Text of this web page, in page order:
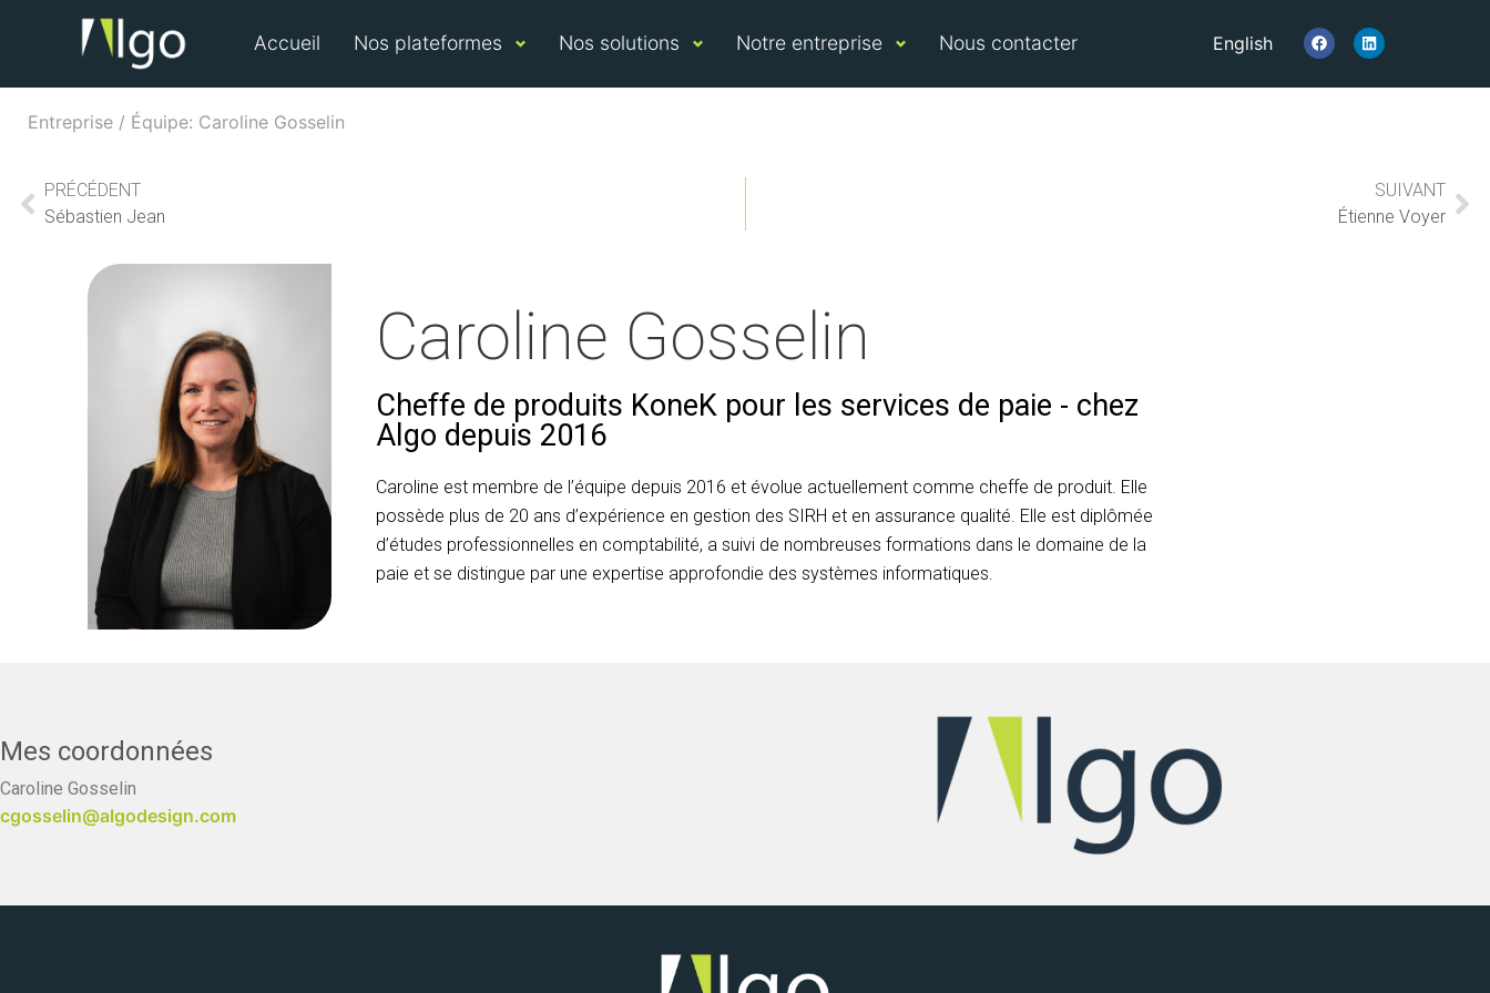
Accueil Nos plateformes Nos solutions Notre entreprise Nous contacter English
Entreprise / Équipe: Caroline Gosselin
PRÉCÉDENT
Sébastien Jean
SUIVANT
Étienne Voyer
Caroline Gosselin
Cheffe de produits KoneK pour les services de paie - chez
Algo depuis 2016
Caroline est membre de l’équipe depuis 2016 et évolue actuellement comme cheffe de produit. Elle
possède plus de 20 ans d’expérience en gestion des SIRH et en assurance qualité. Elle est diplômée
d’études professionnelles en comptabilité, a suivi de nombreuses formations dans le domaine de la
paie et se distingue par une expertise approfondie des systèmes informatiques.
Mes coordonnées
Caroline Gosselin
cgosselin@algodesign.com